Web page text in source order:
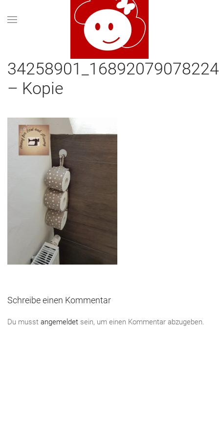
– Kopie
Schreibe einen Kommentar
Du musst angemeldet sein, um einen Kommentar abzugeben.